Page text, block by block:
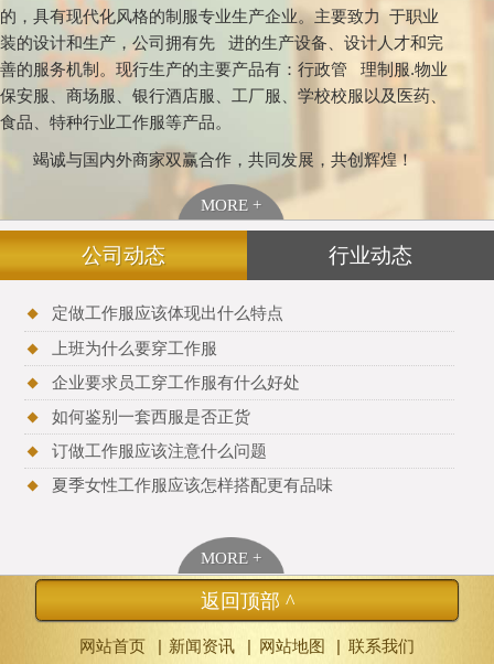
的，具有现代化风格的制服专业生产企业。主要致力 于职业
装的设计和生产，公司拥有先 进的生产设备、设计人才和完
善的服务机制。现行生产的主要产品有：行政管 理制服.物业
保安服、商场服、银行酒店服、工厂服、学校校服以及医药、
食品、特种行业工作服等产品。
竭诚与国内外商家双赢合作，共同发展，共创辉煌！
MORE +
公司动态 行业动态
定做工作服应该体现出什么特点
上班为什么要穿工作服
企业要求员工穿工作服有什么好处
如何鉴别一套西服是否正货
订做工作服应该注意什么问题
夏季女性工作服应该怎样搭配更有品味
MORE +
返回顶部 ^
网站首页 | 新闻资讯 | 网站地图 | 联系我们